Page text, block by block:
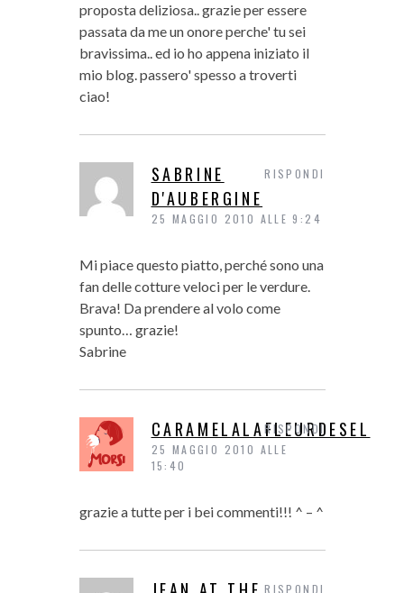
proposta deliziosa.. grazie per essere
passata da me un onore perche' tu sei
bravissima.. ed io ho appena iniziato il
mio blog. passero' spesso a troverti
ciao!
SABRINE
D'AUBERGINE
25 MAGGIO 2010 ALLE 9:24
Mi piace questo piatto, perché sono una
fan delle cotture veloci per le verdure.
Brava! Da prendere al volo come
spunto… grazie!
Sabrine
RISPONDI
CARAMELALAFLEURDESEL
25 MAGGIO 2010 ALLE
15:40
grazie a tutte per i bei commenti!!! ^ – ^
RISPONDI
RISPONDI